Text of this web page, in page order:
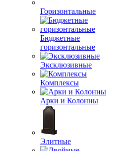
Горизонтальные
Бюджетные
горизонтальные
Эксклюзивные
Комплексы
Арки и Колонны
Элитные